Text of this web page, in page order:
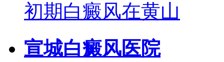
初期白癜风在黄山
宣城白癜风医院